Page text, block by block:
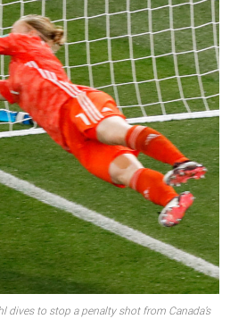
dives to stop a penalty shot from Canada’s